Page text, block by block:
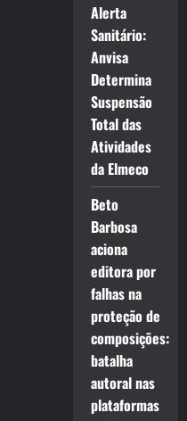
Alerta
Sanitário:
Anvisa
Determina
Suspensão
Total das
Atividades
da Elmeco
Beto
Barbosa
aciona
editora por
falhas na
proteção de
composições:
batalha
autoral nas
plataformas